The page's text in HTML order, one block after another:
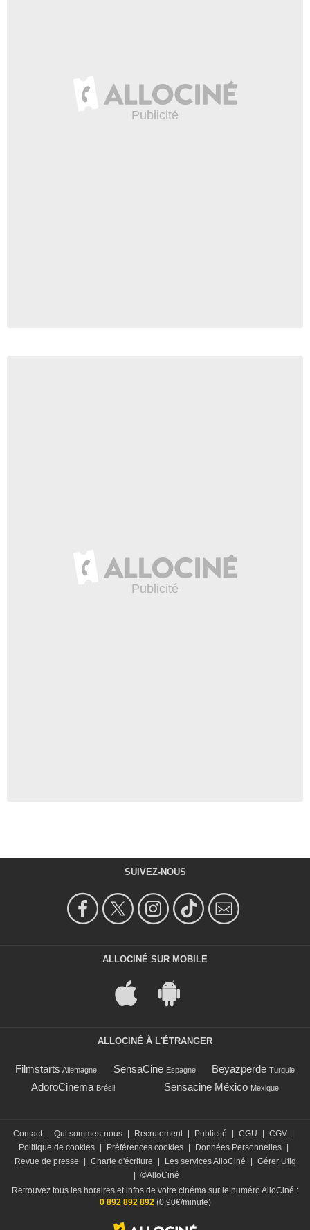
SUIVEZ-NOUS
ALLOCINÉ SUR MOBILE
ALLOCINÉ À L'ÉTRANGER
Filmstarts Allemagne SensaCine Espagne Beyazperde Turquie
AdoroCinema Brésil Sensacine México Mexique
Contact | Qui sommes-nous | Recrutement | Publicité | CGU | CGV |
Politique de cookies | Préférences cookies | Données Personnelles |
Revue de presse
| Charte d'écriture | Les services AlloCiné | Gérer Utiq
| ©AlloCiné
Retrouvez tous les horaires et infos de votre cinéma sur le numéro AlloCiné :
0 892 892 892(0,90€/minute)